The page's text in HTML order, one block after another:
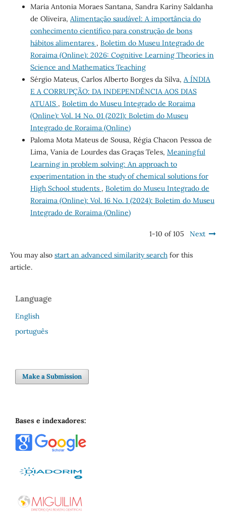
Maria Antonia Moraes Santana, Sandra Kariny Saldanha
de Oliveira, Alimentação saudável: A importância do
conhecimento científico para construção de bons
hábitos alimentares , Boletim do Museu Integrado de
Roraima (Online): 2026: Cognitive Learning Theories in
Science and Mathematics Teaching
Sérgio Mateus, Carlos Alberto Borges da Silva, A ÍNDIA
E A CORRUPÇÃO: DA INDEPENDÊNCIA AOS DIAS
ATUAIS , Boletim do Museu Integrado de Roraima
(Online): Vol. 14 No. 01 (2021): Boletim do Museu
Integrado de Roraima (Online)
Paloma Mota Mateus de Sousa, Régia Chacon Pessoa de
Lima, Vania de Lourdes das Graças Teles, Meaningful
Learning in problem solving: An approach to
experimentation in the study of chemical solutions for
High School students , Boletim do Museu Integrado de
Roraima (Online): Vol. 16 No. 1 (2024): Boletim do Museu
Integrado de Roraima (Online)
1-10 of 105 Next
You may also start an advanced similarity searchfor this
article.
Language
English
português
Make a Submission
Bases e indexadores: